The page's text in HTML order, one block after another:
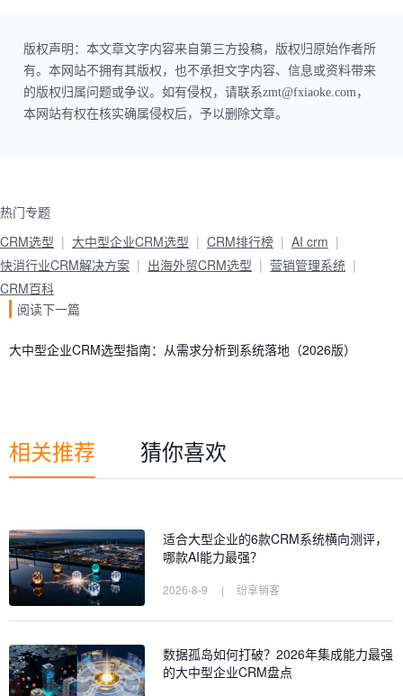
版权声明：本文章文字内容来自第三方投稿，版权归原始作者所
有。本网站不拥有其版权，也不承担文字内容、信息或资料带来
的版权归属问题或争议。如有侵权，请联系zmt@fxiaoke.com，
本网站有权在核实确属侵权后，予以删除文章。
热门专题
CRM选型
大中型企业CRM选型 CRM排行榜
AI crm
快消行业CRM解决方案
出海外贸CRM选型
营销管理系统
CRM百科
阅读下一篇
大中型企业CRM选型指南：从需求分析到系统落地（2026版）
相关推荐 猜你喜欢
适合大型企业的6款CRM系统横向测评，
哪款AI能力最强？
2026-8-9 | 纷享销客
数据孤岛如何打破？2026年集成能力最强
的大中型企业CRM盘点